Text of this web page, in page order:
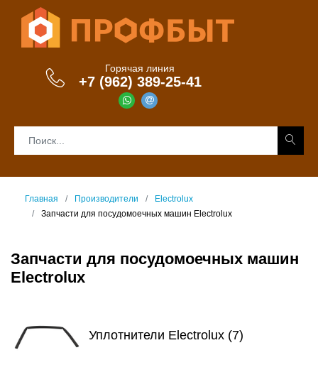
Горячая линия
+7 (962) 389-25-41
Главная Производители
Electrolux
Запчасти для посудомоечных машин Electrolux
Запчасти для посудомоечных машин
Electrolux
Уплотнители Electrolux (7)